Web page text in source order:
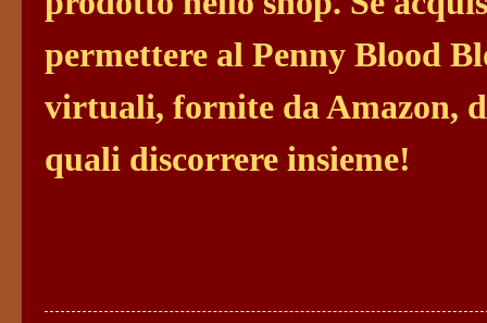
permettere al Penny Blood
virtuali, fornite da Amazon,
quali discorrere insieme!